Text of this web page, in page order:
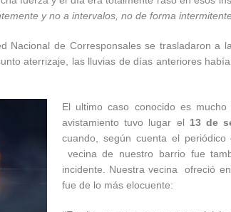
y no a intervalos, no de forma
Nacional de Corresponsales se trasladaron a
aterrizaje, las lluvias de días anteriores
El ultimo caso conocido es
avistamiento tuvo lugar el 13 de
cuando, según cuenta el periódico
vecina de nuestro barrio fue
incidente. Nuestra vecina ofreció
fue de lo más elocuente: